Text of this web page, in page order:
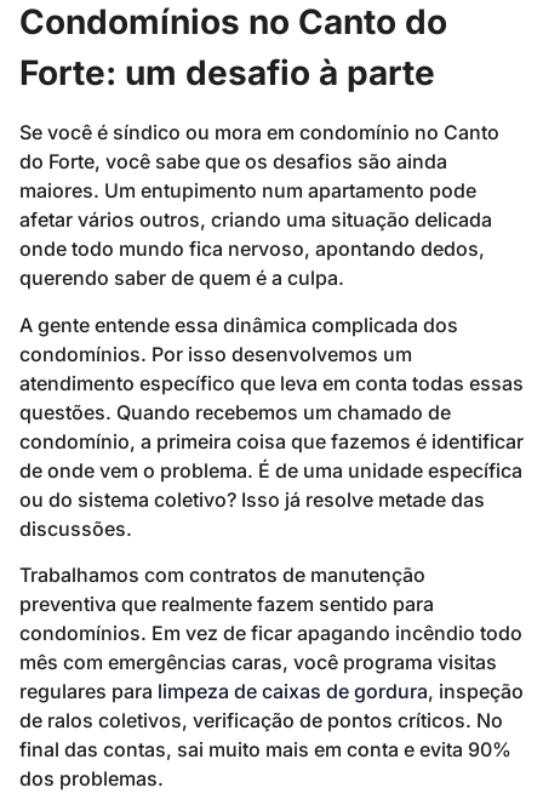
Condomínios no Canto do
Forte: um desafio à parte
Se você é síndico ou mora em condomínio no Canto
do Forte, você sabe que os desafios são ainda
maiores. Um entupimento num apartamento pode
afetar vários outros, criando uma situação delicada
onde todo mundo fica nervoso, apontando dedos,
querendo saber de quem é a culpa.
A gente entende essa dinâmica complicada dos
condomínios. Por isso desenvolvemos um
atendimento específico que leva em conta todas essas
questões. Quando recebemos um chamado de
condomínio, a primeira coisa que fazemos é identificar
de onde vem o problema. É de uma unidade específica
ou do sistema coletivo? Isso já resolve metade das
discussões.
Trabalhamos com contratos de manutenção
preventiva que realmente fazem sentido para
condomínios. Em vez de ficar apagando incêndio todo
mês com emergências caras, você programa visitas
regulares para limpeza de caixas de gordura, inspeção
de ralos coletivos, verificação de pontos críticos. No
final das contas, sai muito mais em conta e evita 90%
dos problemas.